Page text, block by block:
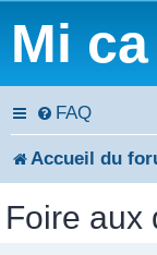
Mi
FAQ
Accueil du
Foire aux